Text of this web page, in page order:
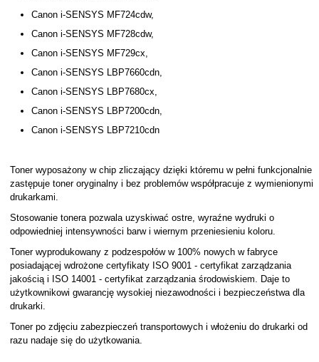
Canon i-SENSYS MF724cdw,
Canon i-SENSYS MF728cdw,
Canon i-SENSYS MF729cx,
Canon i-SENSYS LBP7660cdn,
Canon i-SENSYS LBP7680cx,
Canon i-SENSYS LBP7200cdn,
Canon i-SENSYS LBP7210cdn
Toner wyposażony w chip zliczający dzięki któremu w pełni funkcjonalnie
zastępuje toner oryginalny i bez problemów współpracuje z wymienionymi
drukarkami.
Stosowanie tonera pozwala uzyskiwać ostre, wyraźne wydruki o
odpowiedniej intensywności barw i wiernym przeniesieniu koloru.
Toner wyprodukowany z podzespołów w 100% nowych w fabryce
posiadającej wdrożone certyfikaty ISO 9001 - certyfikat zarządzania
jakością i ISO 14001 - certyfikat zarządzania środowiskiem. Daje to
użytkownikowi gwarancję wysokiej niezawodności i bezpieczeństwa dla
drukarki.
Toner po zdjęciu zabezpieczeń transportowych i włożeniu do drukarki od
razu nadaje się do użytkowania.